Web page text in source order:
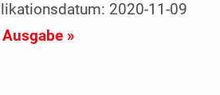
2020-11-09
»